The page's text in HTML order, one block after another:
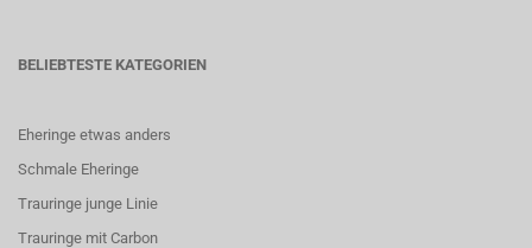
BELIEBTESTE KATEGORIEN
Eheringe etwas anders
Schmale Eheringe
Trauringe junge Linie
Trauringe mit Carbon